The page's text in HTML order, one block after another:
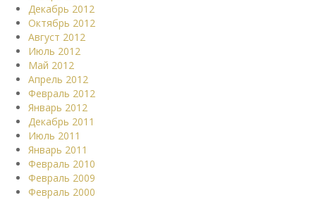
Декабрь 2012
Октябрь 2012
Август 2012
Июль 2012
Май 2012
Апрель 2012
Февраль 2012
Январь 2012
Декабрь 2011
Июль 2011
Январь 2011
Февраль 2010
Февраль 2009
Февраль 2000